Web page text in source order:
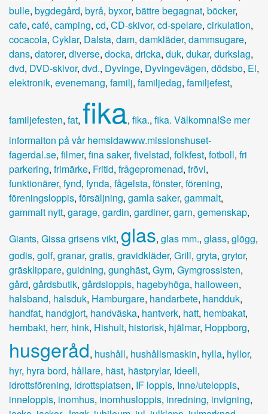
bulle, bygdegård, byrå, byxor, bättre begagnat, böcker,
cafe, café, camping, cd, CD-skivor, cd-spelare, cirkulation,
cocacola, Cyklar, Dalsta, dam, damkläder, dammsugare,
dans, datorer, diverse, docka, dricka, duk, dukar, durkslag,
dvd, DVD-skivor, dvd., Dyvinge, Dyvingevägen, dödsbo, El,
elektronik, evenemang, familj, familjedag, familjefest,
familjefesten, fat, fika, fika., fika. Välkomna!Se mer
informaiton på vår hemsidawww.missionshuset-
fagerdal.se, filmer, fina saker, fivelstad, folkfest, fotboll, fri
parkering, frimärke, Fritid, frågepromenad, frövi,
funktionärer, fynd, fynda, fågelsta, fönster, förening,
föreningsloppis, försäljning, gamla saker, gammalt,
gammalt nytt, garage, gardin, gardiner, garn, gemenskap,
Giants, Gissa grisens vikt, glas, glas mm., glass, glögg,
godis, golf, granar, gratis, gravidkläder, Grill, gryta, grytor,
gräsklippare, guidning, gunghäst, Gym, Gymgrossisten,
gård, gårdsbutik, gårdsloppis, hagebyhöga, halloween,
halsband, halsduk, Hamburgare, handarbete, handduk,
handfat, handgjort, handväska, hantverk, hatt, hembakat,
hembakt, herr, hink, Hishult, historisk, hjälmar, Hoppborg,
husgeråd, hushåll, hushållsmaskin, hylla, hyllor,
hyr, hyra bord, hållare, häst, hästprylar, Ideell,
idrottsförening, idrottsplatsen, IF loppis, Inne/uteloppis,
inneloppis, inomhus, inomhusloppis, inredning, invigning,